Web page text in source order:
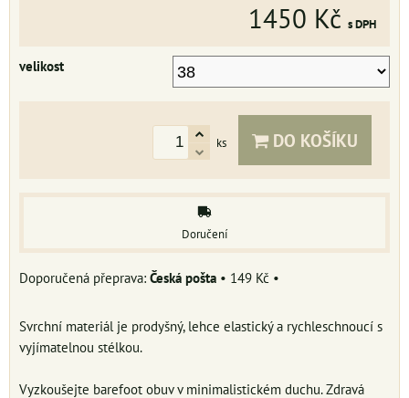
1450 Kč s DPH
velikost
ks DO KOŠÍKU
Doručení
Česká pošta • 149 Kč •
Svrchní materiál je prodyšný, lehce elastický a rychleschnoucí s
vyjímatelnou stélkou.
Vyzkoušejte barefoot obuv v minimalistickém duchu. Zdravá